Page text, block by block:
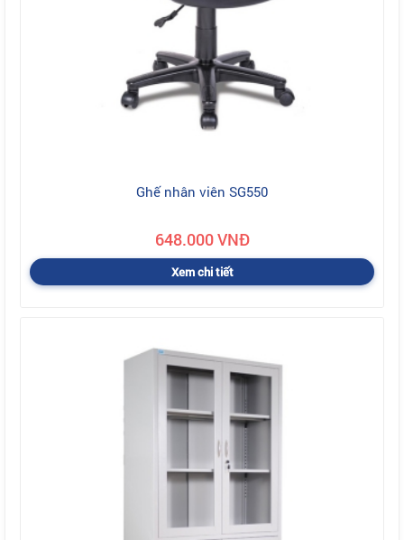
Ghế nhân viên SG550
648.000 VNĐ
Xem chi tiết